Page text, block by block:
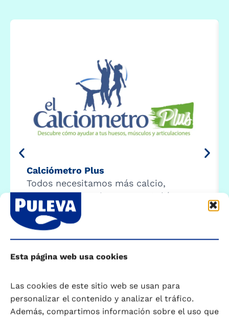
Esta página web usa cookies
Las cookies de este sitio web se usan para
personalizar el contenido y analizar el tráfico.
Además, compartimos información sobre el uso que
Calciómetro Plus
Todos necesitamos más calcio,
magnesio, vitamina C y D. ¿Sabías que
8 de cada 10 españoles no cumple con
la recomendación diaria? Comprueba
Comenzar calculadora